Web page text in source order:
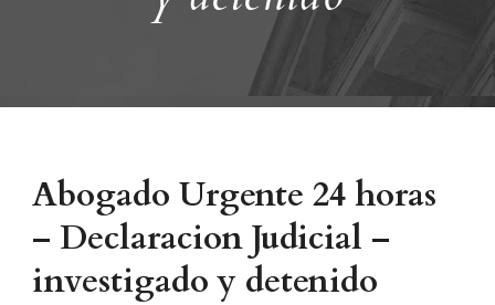
Abogado Urgente 24 horas
– Declaracion Judicial –
investigado y detenido